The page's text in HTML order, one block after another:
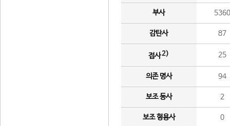
부사 5360
감탄사 87
접사2) 25
의존 명사 94
보조 동사 2
보조 형용사 0